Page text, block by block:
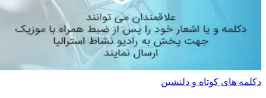
دکلمه های کوتاه و دلنشین